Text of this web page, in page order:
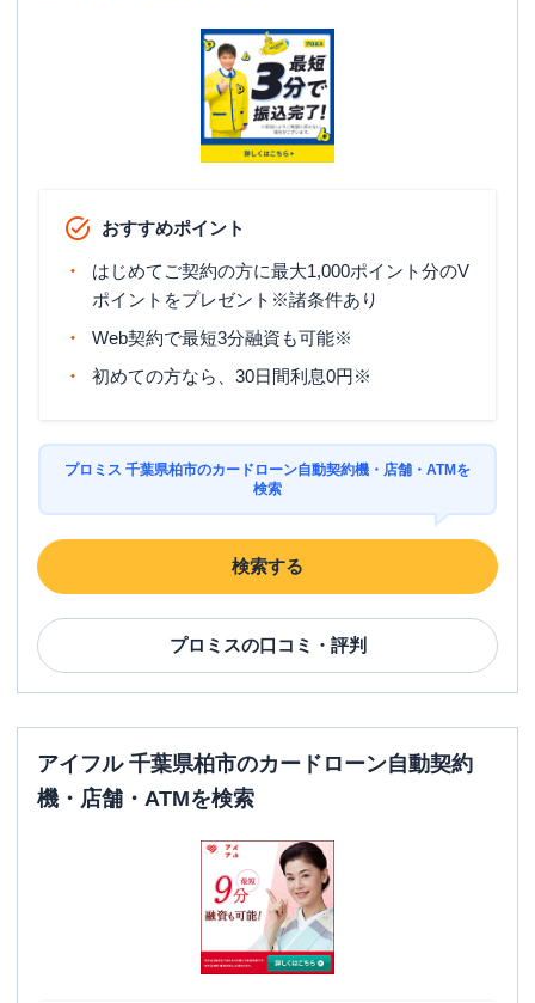
✕
✕
千葉県柏市旭町1丁目1-1 Ｋ＆Ｋビル4階
おすすめポイント
はじめてご契約の方に最大1,000ポイント分のV
ポイントをプレゼント※諸条件あり
Web契約で最短3分融資も可能※
初めての方なら、30日間利息0円※
プロミス 千葉県柏市のカードローン自動契約機・店舗・ATMを
検索
検索する
プロミスの口コミ・評判
アイフル 千葉県柏市のカードローン自動契約
機・店舗・ATMを検索